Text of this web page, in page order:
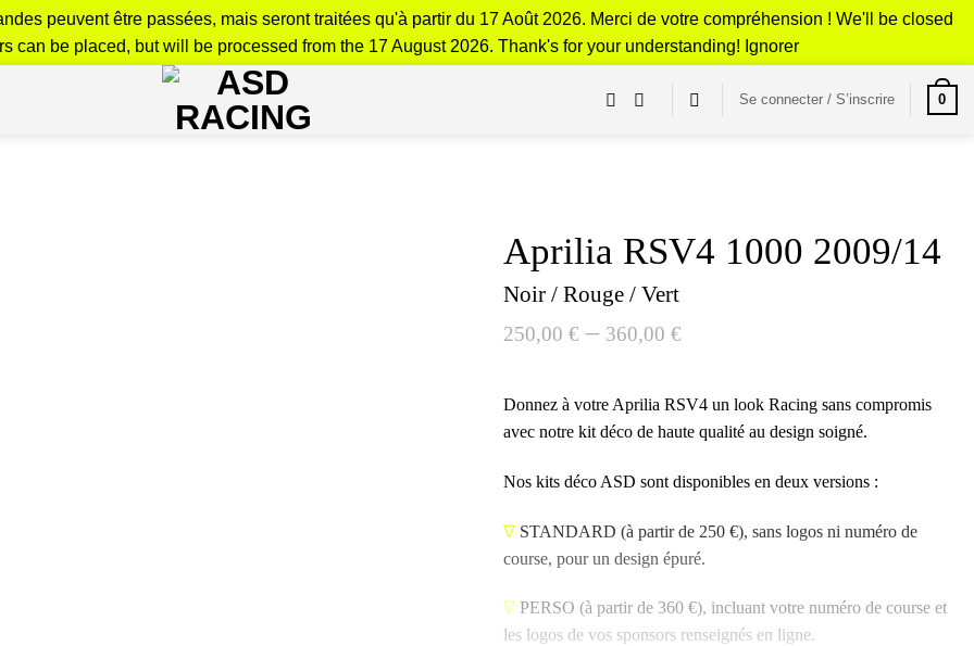
peuvent être passées, mais seront traitées qu'à partir du 17 Août 2026. Merci de votre compréhension ! We'll be closed
can be placed, but will be processed from the 17 August 2026. Thank's for your understanding! Ignorer
Se connecter / S’inscrire 0
Aprilia RSV4 1000 2009/14
Noir / Rouge / Vert
250,00 € – 360,00 €
Donnez à votre Aprilia RSV4 un look Racing sans compromis
avec notre kit déco de haute qualité au design soigné.
Nos kits déco ASD sont disponibles en deux versions :
∇ STANDARD (à partir de 250 €), sans logos ni numéro de
course, pour un design épuré.
∇ PERSO (à partir de 360 €), incluant votre numéro de course et
les logos de vos sponsors renseignés en ligne.